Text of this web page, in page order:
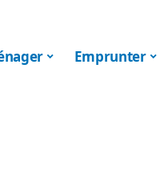
Emprunter